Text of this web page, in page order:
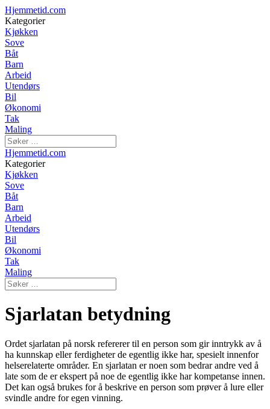
Hjemmetid.com
Kategorier
Kjøkken
Sove
Båt
Barn
Arbeid
Utendørs
Bil
Økonomi
Tak
Maling
Hjemmetid.com
Kategorier
Kjøkken
Sove
Båt
Barn
Arbeid
Utendørs
Bil
Økonomi
Tak
Maling
Sjarlatan betydning
Ordet sjarlatan på norsk refererer til en person som gir inntrykk av å
ha kunnskap eller ferdigheter de egentlig ikke har, spesielt innenfor
helserelaterte områder. En sjarlatan er noen som bedrar andre ved å
late som de er ekspert på noe de egentlig ikke har kompetanse innen.
Det kan også brukes for å beskrive en person som prøver å lure eller
svindle andre for egen vinning.